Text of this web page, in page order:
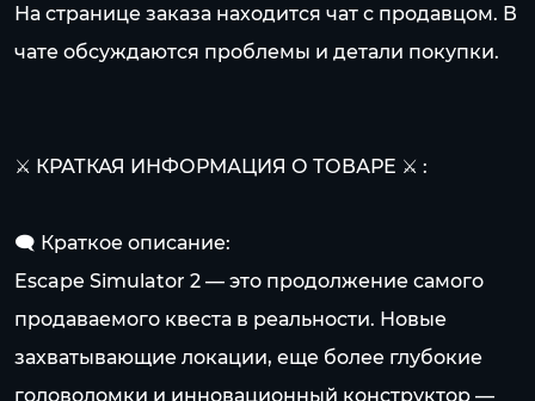
На странице заказа находится чат с продавцом. В
чате обсуждаются проблемы и детали покупки.
⚔️ КРАТКАЯ ИНФОРМАЦИЯ О ТОВАРЕ ⚔️ :
🗨️ Краткое описание:
Escape Simulator 2 — это продолжение самого
продаваемого квеста в реальности. Новые
захватывающие локации, еще более глубокие
головоломки и инновационный конструктор —